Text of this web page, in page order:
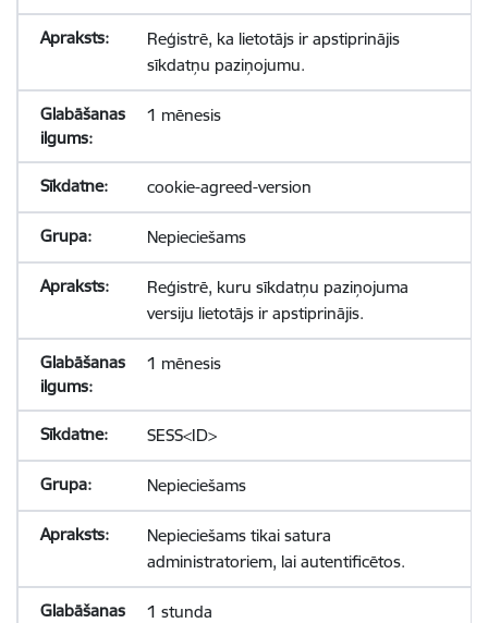
Reģistrē, ka lietotājs ir apstiprinājis
sīkdatņu paziņojumu.
1 mēnesis
cookie-agreed-version
Nepieciešams
Reģistrē, kuru sīkdatņu paziņojuma
versiju lietotājs ir apstiprinājis.
1 mēnesis
SESS<ID>
Nepieciešams
Nepieciešams tikai satura
administratoriem, lai autentificētos.
1 stunda